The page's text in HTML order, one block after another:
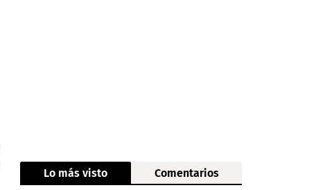
Lo más visto Comentarios